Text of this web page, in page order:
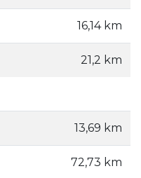
16,14 km
21,2 km
13,69 km
72,73 km